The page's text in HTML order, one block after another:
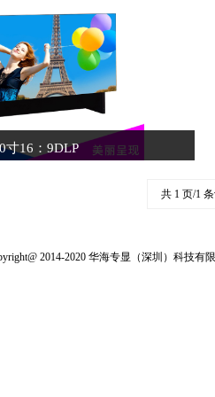
寸16：9DLP
共 1 页/1
2014-2020 华海专显（深圳）科技有